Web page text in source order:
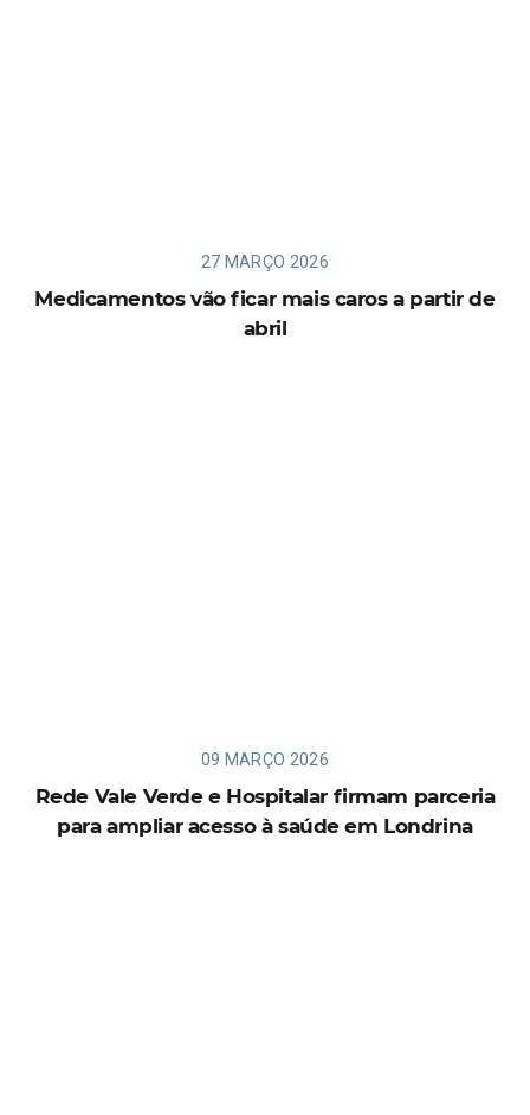
27 MARÇO 2026
Medicamentos vão ficar mais caros a partir de
abril
09 MARÇO 2026
Rede Vale Verde e Hospitalar firmam parceria
para ampliar acesso à saúde em Londrina